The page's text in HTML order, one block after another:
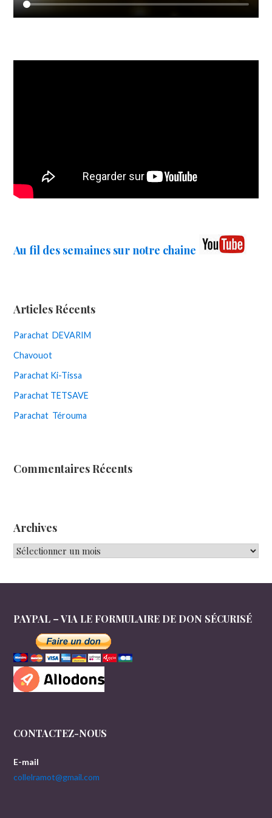
Au fil des semaines sur notre chaine
Articles Récents
Parachat DEVARIM
Chavouot
Parachat Ki-Tissa
Parachat TETSAVE
Parachat Térouma
Commentaires Récents
Archives
Archives
PAYPAL – VIA LE FORMULAIRE DE DON SÉCURISÉ
CONTACTEZ-NOUS
E-mail
collelramot@gmail.com